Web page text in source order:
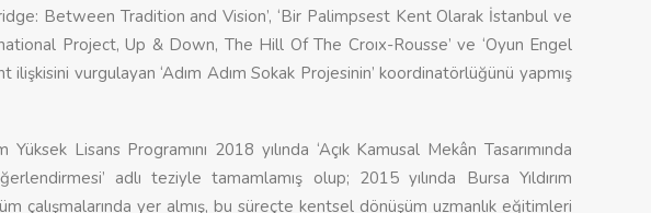
Between Tradition and Vision’, ‘Bir Palimpsest Kent Olarak İstanbul ve
Project, Up & Down, The Hill Of The Croıx-Rousse’ ve ‘Oyun Engel
ilişkisini vurgulayan ‘Adım Adım Sokak Projesinin’ koordinatörlüğünü yapmış
Yüksek Lisans Programını 2018 yılında ‘Açık Kamusal Mekân Tasarımında
adlı teziyle tamamlamış olup; 2015 yılında Bursa Yıldırım
çalışmalarında yer almış, bu süreçte kentsel dönüşüm uzmanlık eğitimleri